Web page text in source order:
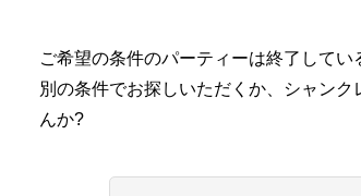
ご希望の条件のパーティーは終了してい
別の条件でお探しいただくか、シャン
んか?